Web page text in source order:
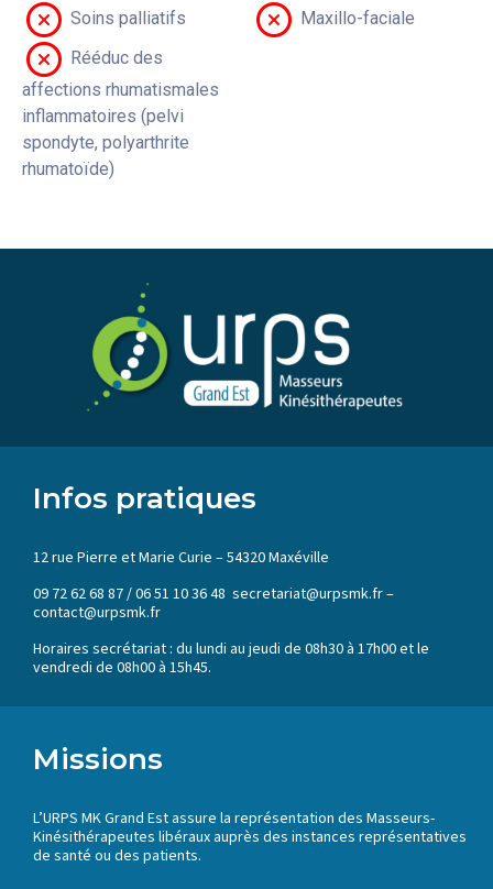
Soins palliatifs
Maxillo-faciale
Rééduc des
affections rhumatismales
inflammatoires (pelvi
spondyte, polyarthrite
rhumatoïde)
Infos pratiques
12 rue Pierre et Marie Curie – 54320 Maxéville
09 72 62 68 87 / 06 51 10 36 48 secretariat@urpsmk.fr –
contact@urpsmk.fr
Horaires secrétariat : du lundi au jeudi de 08h30 à 17h00 et le
vendredi de 08h00 à 15h45.
Missions
L’URPS MK Grand Est assure la représentation des Masseurs-
Kinésithérapeutes libéraux auprès des instances représentatives
de santé ou des patients.